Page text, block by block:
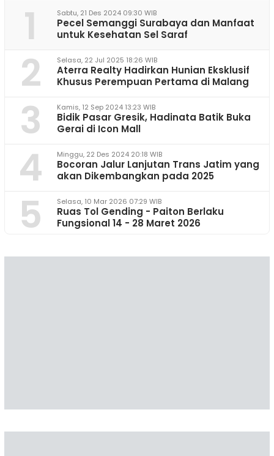
1 Sabtu, 21 Des 2024 09:30 WIB
Pecel Semanggi Surabaya dan Manfaat
untuk Kesehatan Sel Saraf
2 Selasa, 22 Jul 2025 18:26 WIB
Aterra Realty Hadirkan Hunian Eksklusif
Khusus Perempuan Pertama di Malang
3 Kamis, 12 Sep 2024 13:23 WIB
Bidik Pasar Gresik, Hadinata Batik Buka
Gerai di Icon Mall
4 Minggu, 22 Des 2024 20:18 WIB
Bocoran Jalur Lanjutan Trans Jatim yang
akan Dikembangkan pada 2025
5 Selasa, 10 Mar 2026 07:29 WIB
Ruas Tol Gending - Paiton Berlaku
Fungsional 14 - 28 Maret 2026